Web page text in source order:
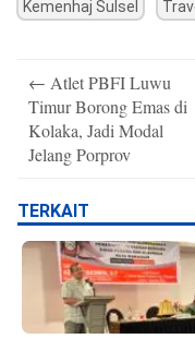
Kemenhaj Sulsel
navigation
← Atlet PBFI Luwu
Timur Borong Emas di
Kolaka, Jadi Modal
Jelang Porprov
TERKAIT